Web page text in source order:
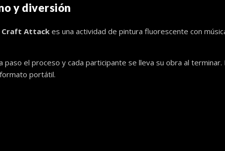
y diversión
Craft Attack es una actividad de pintura fluorescente con
paso el proceso y cada participante se lleva su obra al
portátil.